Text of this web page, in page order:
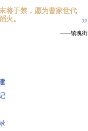
将于禁，愿为曹家世代
火。 ”
——镇魂街